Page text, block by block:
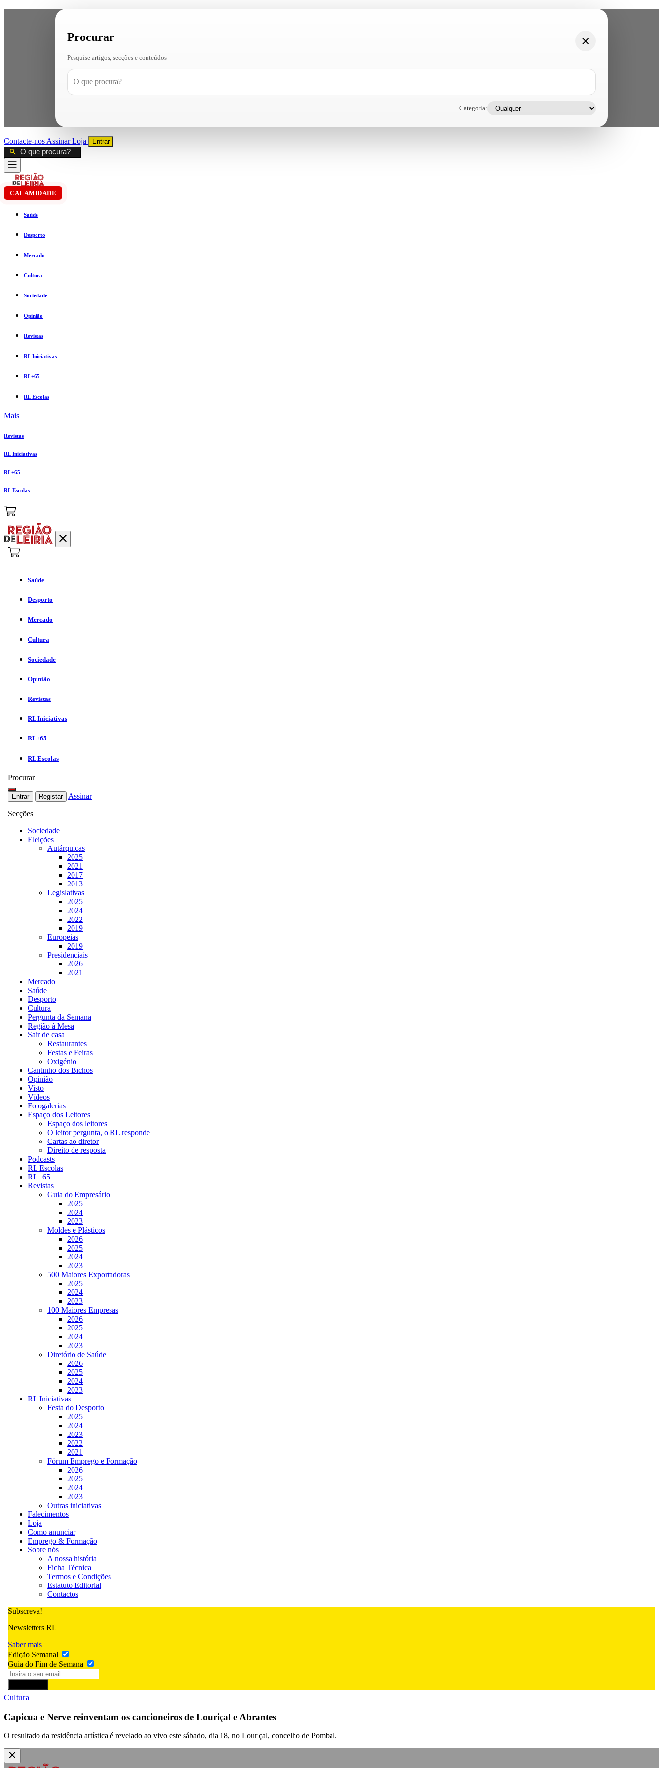
Procurar
Pesquise artigos, secções e conteúdos
Categoria:
Contacte-nos AssinarLoja Entrar
CALAMIDADE
Saúde
Desporto
Mercado
Cultura
Sociedade
Opinião
Revistas
RL Iniciativas
RL+65
RL Escolas
Mais
Revistas
RL Iniciativas
RL+65
RL Escolas
Saúde
Desporto
Mercado
Cultura
Sociedade
Opinião
Revistas
RL Iniciativas
RL+65
RL Escolas
Procurar
Entrar Registar Assinar
Secções
Sociedade
Eleições
Autárquicas
2025
2021
2017
2013
Legislativas
2025
2024
2022
2019
Europeias
2019
Presidenciais
2026
2021
Mercado
Saúde
Desporto
Cultura
Pergunta da Semana
Região à Mesa
Sair de casa
Restaurantes
Festas e Feiras
Oxigénio
Cantinho dos Bichos
Opinião
Visto
Vídeos
Fotogalerias
Espaço dos Leitores
Espaço dos leitores
O leitor pergunta, o RL responde
Cartas ao diretor
Direito de resposta
Podcasts
RL Escolas
RL+65
Revistas
Guia do Empresário
2025
2024
2023
Moldes e Plásticos
2026
2025
2024
2023
500 Maiores Exportadoras
2025
2024
2023
100 Maiores Empresas
2026
2025
2024
2023
Diretório de Saúde
2026
2025
2024
2023
RL Iniciativas
Festa do Desporto
2025
2024
2023
2022
2021
Fórum Emprego e Formação
2026
2025
2024
2023
Outras iniciativas
Falecimentos
Loja
Como anunciar
Emprego & Formação
Sobre nós
A nossa história
Ficha Técnica
Termos e Condições
Estatuto Editorial
Contactos
Subscreva!
Newsletters RL
Saber mais
Edição Semanal
Guia do Fim de Semana
Cultura
Capicua e Nerve reinventam os cancioneiros de Louriçal e Abrantes
O resultado da residência artística é revelado ao vivo este sábado, dia 18, no Louriçal, concelho de Pombal.